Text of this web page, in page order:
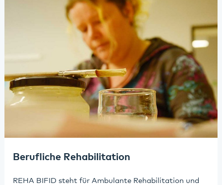
Berufliche Rehabilitation
REHA BIFID steht für Ambulante Rehabilitation und